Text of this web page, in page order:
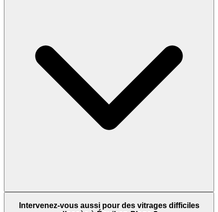
Intervenez-vous aussi pour des vitrages difficiles